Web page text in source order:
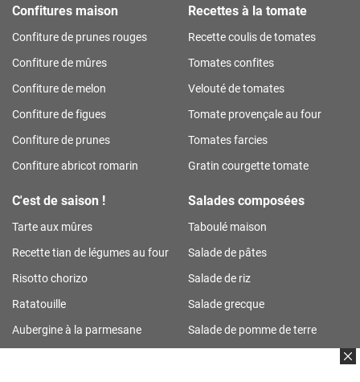
Confitures maison
Confiture de prunes rouges
Confiture de mûres
Confiture de melon
Confiture de figues
Confiture de prunes
Confiture abricot romarin
Recettes à la tomate
Recette coulis de tomates
Tomates confites
Velouté de tomates
Tomate provençale au four
Tomates farcies
Gratin courgette tomate
C'est de saison !
Tarte aux mûres
Recette tian de légumes au four
Risotto chorizo
Ratatouille
Aubergine à la parmesane
Salades composées
Taboulé maison
Salade de pâtes
Salade de riz
Salade grecque
Salade de pomme de terre